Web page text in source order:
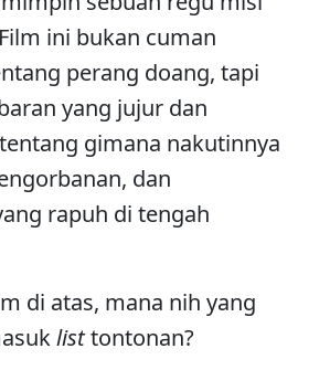
ini bukan cuman
perang doang, tapi
yang jujur dan
gimana nakutinnya
dan
rapuh di tengah
di atas, mana nih yang
listtontonan?